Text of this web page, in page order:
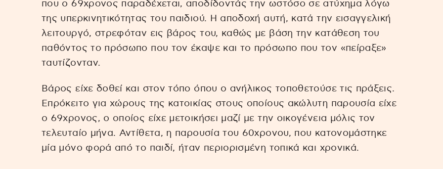
που ο 69χρονος παραδέχεται, αποδίδοντάς την ωστόσο σε ατύχημα λόγω
της υπερκινητικότητας του παιδιού. Η αποδοχή αυτή, κατά την εισαγγελική
λειτουργό, στρεφόταν εις βάρος του, καθώς με βάση την κατάθεση του
παθόντος το πρόσωπο που τον έκαψε και το πρόσωπο που τον «πείραξε»
ταυτίζονταν.
Βάρος είχε δοθεί και στον τόπο όπου ο ανήλικος τοποθετούσε τις πράξεις.
Επρόκειτο για χώρους της κατοικίας στους οποίους ακώλυτη παρουσία είχε
ο 69χρονος, ο οποίος είχε μετοικήσει μαζί με την οικογένεια μόλις τον
τελευταίο μήνα. Αντίθετα, η παρουσία του 60χρονου, που κατονομάστηκε
μία μόνο φορά από το παιδί, ήταν περιορισμένη τοπικά και χρονικά.